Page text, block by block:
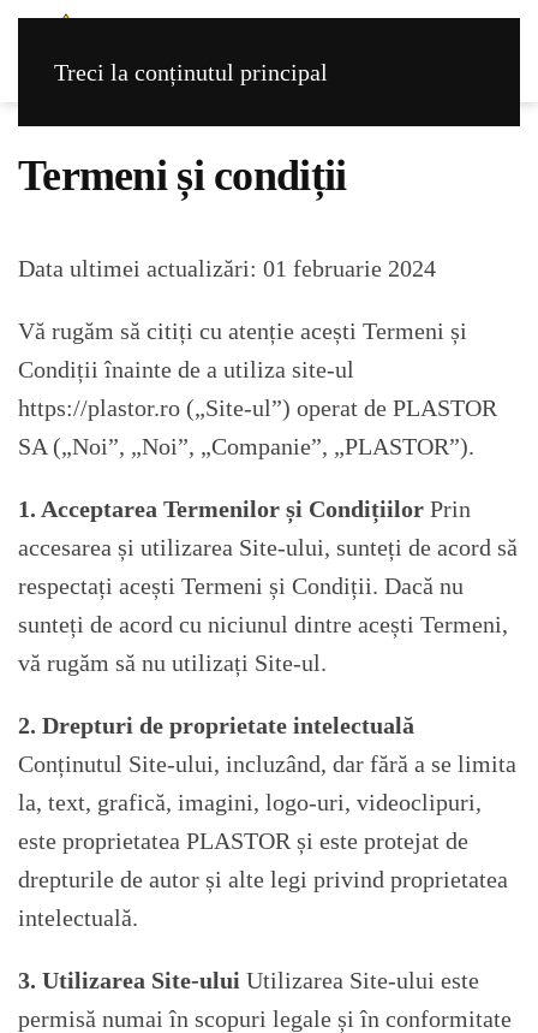
Treci la conținutul principal
Termeni și condiții
Data ultimei actualizări: 01 februarie 2024
Vă rugăm să citiți cu atenție acești Termeni și
Condiții înainte de a utiliza site-ul
https://plastor.ro („Site-ul”) operat de PLASTOR
SA („Noi”, „Noi”, „Companie”, „PLASTOR”).
1. Acceptarea Termenilor și Condițiilor Prin
accesarea și utilizarea Site-ului, sunteți de acord să
respectați acești Termeni și Condiții. Dacă nu
sunteți de acord cu niciunul dintre acești Termeni,
vă rugăm să nu utilizați Site-ul.
2. Drepturi de proprietate intelectuală
Conținutul Site-ului, incluzând, dar fără a se limita
la, text, grafică, imagini, logo-uri, videoclipuri,
este proprietatea PLASTOR și este protejat de
drepturile de autor și alte legi privind proprietatea
intelectuală.
3. Utilizarea Site-ului Utilizarea Site-ului este
permisă numai în scopuri legale și în conformitate